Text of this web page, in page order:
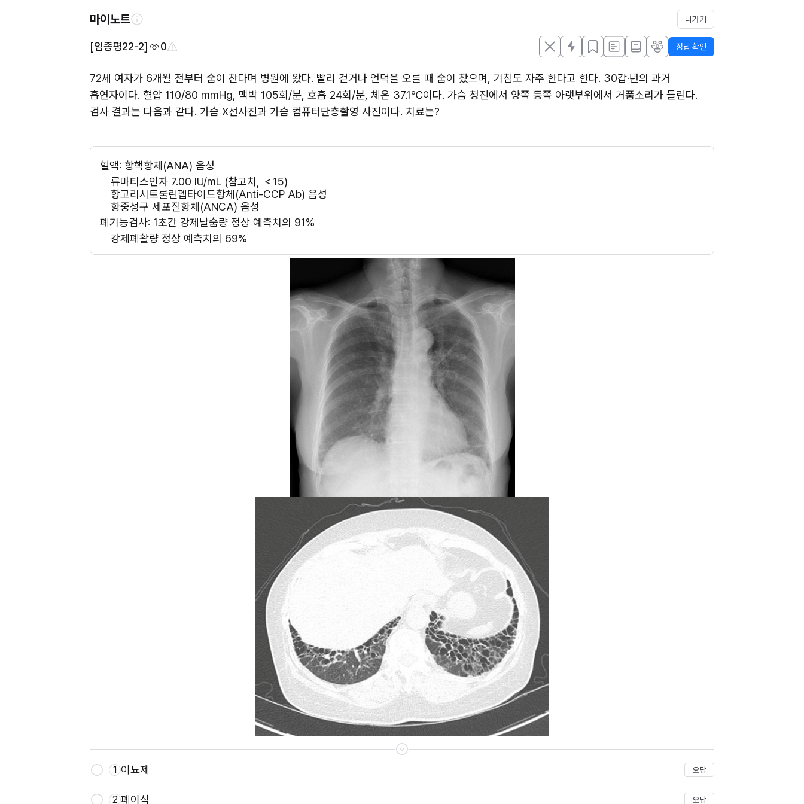
마이노트 나가기
[임종평22-2] 0 정답 확인
72세 여자가 6개월 전부터 숨이 찬다며 병원에 왔다. 빨리 걷거나 언덕을 오를 때 숨이 찼으며, 기침도 자주 한다고 한다. 30갑·년의 과거
흡연자이다. 혈압 110/80 mmHg, 맥박 105회/분, 호흡 24회/분, 체온 37.1℃이다. 가슴 청진에서 양쪽 등쪽 아랫부위에서 거품소리가 들린다.
검사 결과는 다음과 같다. 가슴 X선사진과 가슴 컴퓨터단층촬영 사진이다. 치료는?
혈액: 항핵항체(ANA) 음성
류마티스인자 7.00 IU/mL (참고치, ＜15)
항고리시트룰린펩타이드항체(Anti-CCP Ab) 음성
항중성구 세포질항체(ANCA) 음성
폐기능검사: 1초간 강제날숨량 정상 예측치의 91%
강제폐활량 정상 예측치의 69%
저장
1 이뇨제 오답
2 폐이식 오답